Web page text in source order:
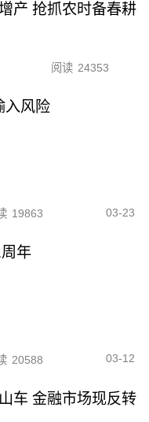
产 抢抓农时备春耕
阅读 24353
入风险
19863 03-23
年
20588 03-12
车 金融市场现反转